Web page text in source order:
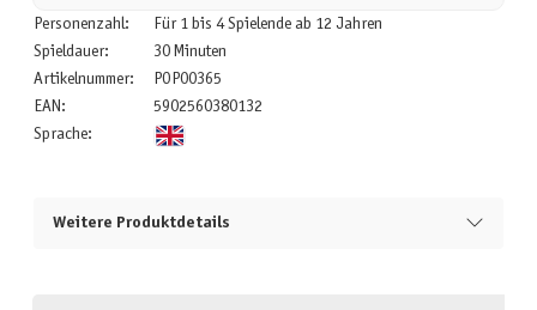
Personenzahl:
Für 1 bis 4 Spielende ab 12 Jahren
Spieldauer:
30 Minuten
Artikelnummer:
POP00365
EAN:
5902560380132
Sprache:
Weitere Produktdetails